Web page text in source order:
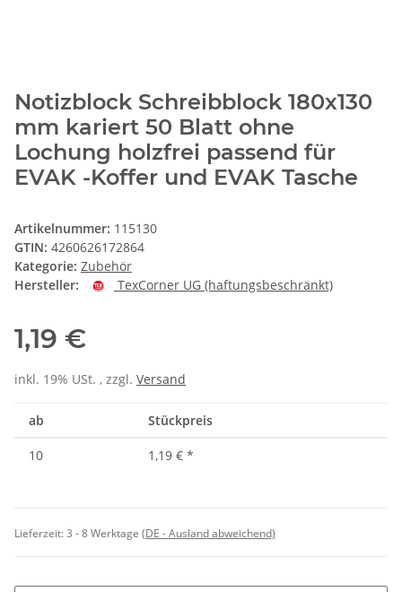
Notizblock Schreibblock 180x130
mm kariert 50 Blatt ohne
Lochung holzfrei passend für
EVAK -Koffer und EVAK Tasche
Artikelnummer: 115130
GTIN: 4260626172864
Kategorie: Zubehör
Hersteller:
TexCorner UG (haftungsbeschränkt)
1,19 €
inkl. 19% USt. , zzgl. Versand
ab Stückpreis
10 1,19 € *
Lieferzeit:3 - 8 Werktage (DE - Ausland abweichend)